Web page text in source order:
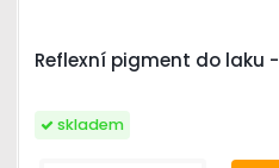
Reflexní pigment do laku
skladem